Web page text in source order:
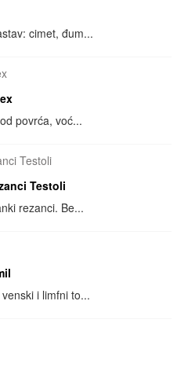
cimet, đum...
povrća, voć...
Testoli
rezanci. Be...
i limfni to...